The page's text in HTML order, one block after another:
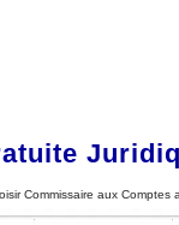
Commissaire aux Comptes